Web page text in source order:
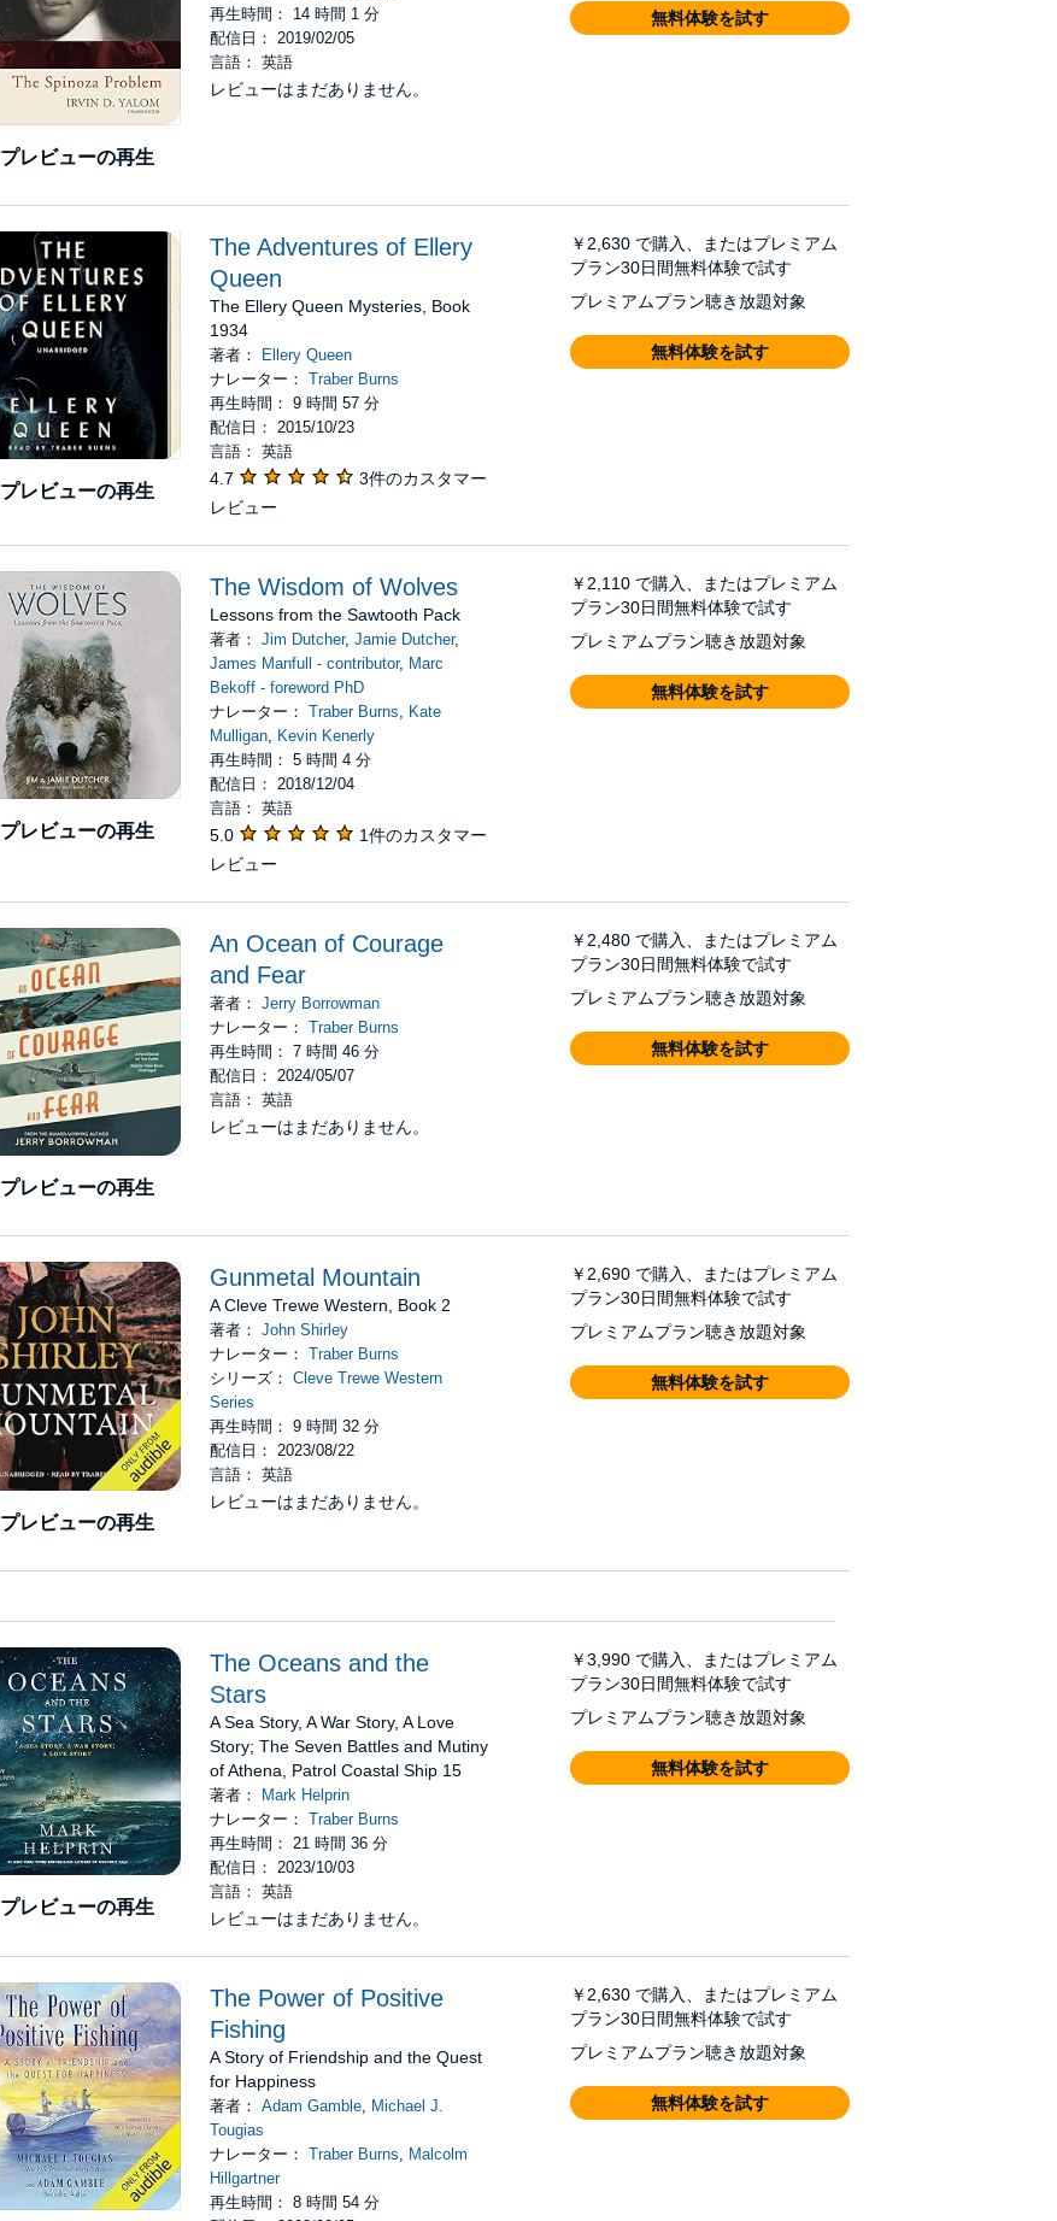
プレビューの再生
再生時間： 14 時間 1 分
配信日： 2019/02/05
言語： 英語
レビューはまだありません。
無料体験を試す
プレビューの再生
The Adventures of Ellery
Queen
The Ellery Queen Mysteries, Book
1934
著者：
Ellery Queen
ナレーター：Traber Burns
再生時間： 9 時間 57 分
配信日： 2015/10/23
言語： 英語
4.7
3件のカスタマー
レビュー
￥2,630 で購入、またはプレミアム
プラン30日間無料体験で試す
プレミアムプラン聴き放題対象
無料体験を試す
プレビューの再生
The Wisdom of Wolves
Lessons from the Sawtooth Pack
著者：Jim Dutcher,Jamie Dutcher,
James Manfull - contributor, Marc
Bekoff - foreword PhD
ナレーター：Traber Burns
Kate
Mulligan
Kevin Kenerly
再生時間： 5 時間 4 分
配信日： 2018/12/04
言語： 英語
5.0
1件のカスタマー
レビュー
￥2,110 で購入、またはプレミアム
プラン30日間無料体験で試す
プレミアムプラン聴き放題対象
無料体験を試す
プレビューの再生
An Ocean of Courage
and Fear
著者：Jerry Borrowman
ナレーター：Traber Burns
再生時間： 7 時間 46 分
配信日： 2024/05/07
言語： 英語
レビューはまだありません。
￥2,480 で購入、またはプレミアム
プラン30日間無料体験で試す
プレミアムプラン聴き放題対象
無料体験を試す
プレビューの再生
Gunmetal Mountain
A Cleve Trewe Western, Book 2
著者：John Shirley
ナレーター：Traber Burns
シリーズ：Cleve Trewe Western
Series
再生時間： 9 時間 32 分
配信日： 2023/08/22
言語： 英語
レビューはまだありません。
￥2,690 で購入、またはプレミアム
プラン30日間無料体験で試す
プレミアムプラン聴き放題対象
無料体験を試す
プレビューの再生
The Oceans and the
Stars
A Sea Story, A War Story, A Love
Story; The Seven Battles and Mutiny
of Athena, Patrol Coastal Ship 15
著者： Mark Helprin
ナレーター：Traber Burns
再生時間： 21 時間 36 分
配信日： 2023/10/03
言語： 英語
レビューはまだありません。
￥3,990 で購入、またはプレミアム
プラン30日間無料体験で試す
プレミアムプラン聴き放題対象
無料体験を試す
The Power of Positive
Fishing
A Story of Friendship and the Quest
for Happiness
著者：Adam Gamble Michael J.
Tougias
ナレーター：Traber Burns
Malcolm
Hillgartner
再生時間： 8 時間 54 分
￥2,630 で購入、またはプレミアム
プラン30日間無料体験で試す
プレミアムプラン聴き放題対象
無料体験を試す